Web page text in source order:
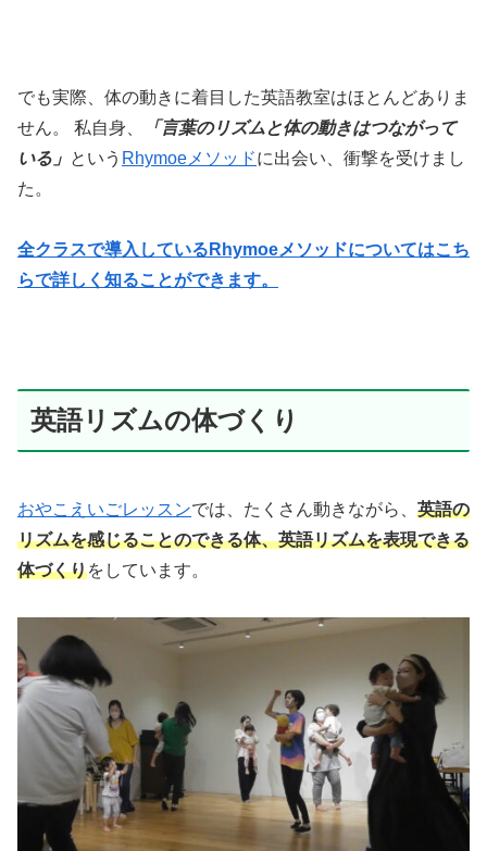
でも実際、体の動きに着目した英語教室はほとんどありま
せん。
私自身、
「言葉のリズムと体の動きはつながって
いる」 という Rhymoeメソッドに出会い、衝撃を受けまし
た。
全クラスで導入しているRhymoeメソッドについてはこち
らで詳しく知ることができます。
英語リズムの体づくり
おやこえいごレッスンでは、たくさん動きながら、 英語の
リズムを感じることのできる体、英語リズムを表現できる
体づくりをしています。